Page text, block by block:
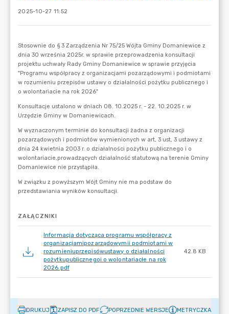
2025-10-27 11:52
ZAŁĄCZNIKI
Informacja dotycząca programu współpracy z
organizacjamipozarządowymii podmiotami w
rozumieniuprzepisówustawy o działalności
pożytkupublicznegoi o wolontariacłe na rok
2026.pdf
42.8 KB
DRUKUJ ZAPISZ DO PDF POPRZEDNIE WERSJE METRYCZKA